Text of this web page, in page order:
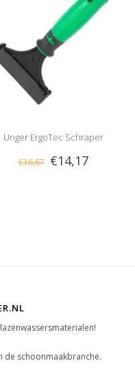
Unger ErgoTec Schraper
€16,67 €14,17
de schoonmaakbranche.